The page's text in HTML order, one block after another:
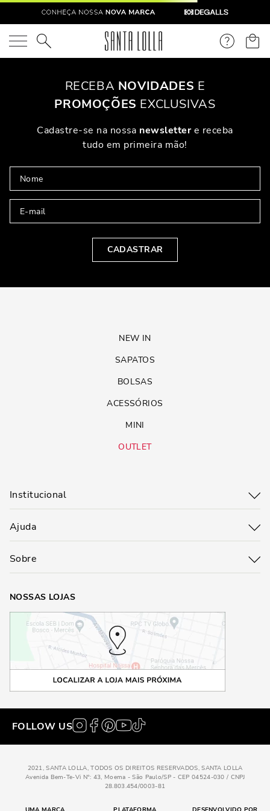
O que você está procurando?
RECEBA NOVIDADES E
PROMOÇÕES EXCLUSIVAS
Cadastre-se na nossa newslettere receba
tudo em primeira mão!
CADASTRAR
NEW IN
SAPATOS
BOLSAS
ACESSÓRIOS
MINI
OUTLET
Institucional
Ajuda
Sobre
NOSSAS LOJAS
FOLLOW US
2021, SANTA LOLLA, TODOS OS DIREITOS RESERVADOS, SANTA LOLLA
Avenida Bem-Te-Vi N°: 43, Moema - São Paulo/SP - CEP 04524-030 / CNPJ
28.803.454/0003-81